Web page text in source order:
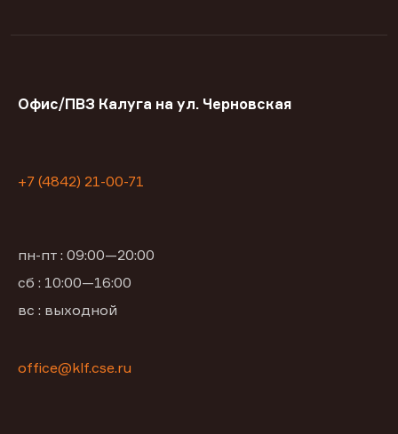
Офис/ПВЗ Калуга на ул. Черновская
+7 (4842) 21-00-71
пн-пт : 09:00—20:00
сб : 10:00—16:00
вс : выходной
office@klf.cse.ru